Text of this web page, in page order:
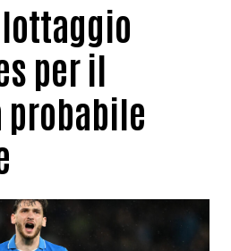
per il
probabile